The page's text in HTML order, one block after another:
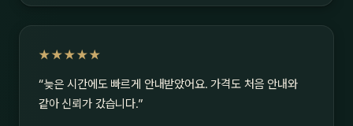
★★★★★
“늦은 시간에도 빠르게 안내받았어요. 가격도 처음 안내와
같아 신뢰가 갔습니다.”